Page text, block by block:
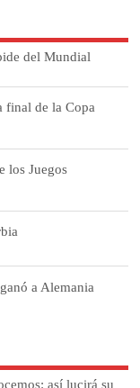
del Mundial
final de la Copa
los Juegos
a Alemania
así lucirá su